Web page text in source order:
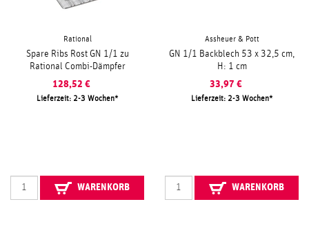
Rational
Spare Ribs Rost GN 1/1 zu
Rational Combi-Dämpfer
128,52 €
Lieferzeit: 2-3 Wochen
WARENKORB
Assheuer & Pott
GN 1/1 Backblech 53 x 32,5 cm,
H: 1 cm
33,97 €
Lieferzeit: 2-3 Wochen
WARENKORB